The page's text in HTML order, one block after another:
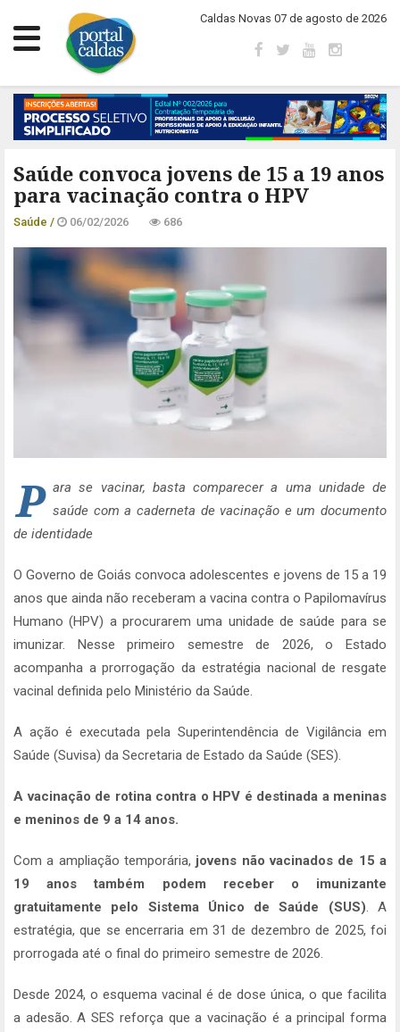
Caldas Novas 07 de agosto de 2026
Saúde convoca jovens de 15 a 19 anos
para vacinação contra o HPV
Saúde / 06/02/2026 686
P ara se vacinar, basta comparecer a uma unidade de
saúde com a caderneta de vacinação e um documento
de identidade
O Governo de Goiás convoca adolescentes e jovens de 15 a 19
anos que ainda não receberam a vacina contra o Papilomavírus
Humano (HPV) a procurarem uma unidade de saúde para se
imunizar. Nesse primeiro semestre de 2026, o Estado
acompanha a prorrogação da estratégia nacional de resgate
vacinal definida pelo Ministério da Saúde.
A ação é executada pela Superintendência de Vigilância em
Saúde (Suvisa) da Secretaria de Estado da Saúde (SES).
A vacinação de rotina contra o HPV é destinada a meninas
e meninos de 9 a 14 anos.
Com a ampliação temporária, jovens não vacinados de 15 a
19 anos também podem receber o imunizante
gratuitamente pelo Sistema Único de Saúde (SUS). A
estratégia, que se encerraria em 31 de dezembro de 2025, foi
prorrogada até o final do primeiro semestre de 2026.
Desde 2024, o esquema vacinal é de dose única, o que facilita
a adesão. A SES reforça que a vacinação é a principal forma